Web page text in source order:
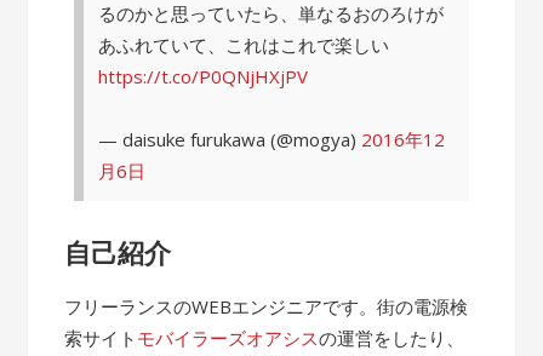
るのかと思っていたら、単なるおのろけが
あふれていて、これはこれで楽しい
https://t.co/P0QNjHXjPV
— daisuke furukawa (@mogya) 2016年12
月6日
自己紹介
フリーランスのWEBエンジニアです。街の電源検
索サイト モバイラーズオアシスの運営をしたり、